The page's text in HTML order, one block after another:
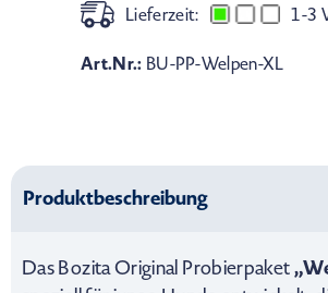
Lieferzeit: 1-3
Art.Nr.: BU-PP-Welpen-XL
Produktbeschreibung
Das Bozita Original Probierpaket